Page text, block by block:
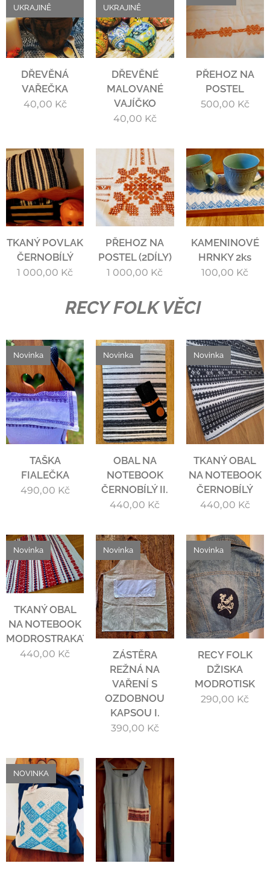
DŘEVĚNÁ
VAŘEČKA
UKRAJINĚ
40,00 Kč
DŘEVĚNÉ
MALOVANÉ
VAJÍČKO
UKRAJINĚ
40,00 Kč
PŘEHOZ NA
POSTEL
500,00 Kč
TKANÝ POVLAK
ČERNOBÍLÝ
1 000,00 Kč
PŘEHOZ NA
POSTEL (2DÍLY)
1 000,00 Kč
KAMENINOVÉ
HRNKY 2ks
100,00 Kč
RECY FOLK VĚCI
TAŠKA
FIALEČKA
Novinka
490,00 Kč
OBAL NA
NOTEBOOK
ČERNOBÍLÝ II.
Novinka
440,00 Kč
TKANÝ OBAL
NA NOTEBOOK
ČERNOBÍLÝ
Novinka
440,00 Kč
TKANÝ OBAL
NA NOTEBOOK
MODROSTRAKATÝ
Novinka
440,00 Kč
ZÁSTĚRA
REŽNÁ NA
VAŘENÍ S
OZDOBNOU
KAPSOU I.
Novinka
390,00 Kč
RECY FOLK
DŽISKA
MODROTISK
Novinka
290,00 Kč
NOVINKA